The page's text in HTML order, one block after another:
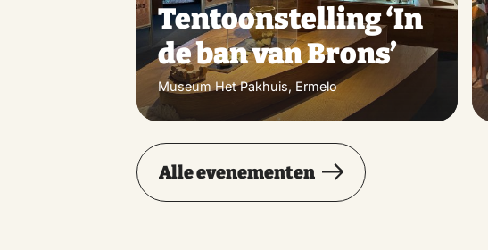
Tentoonstelling ‘In
de ban van Brons’
Museum Het Pakhuis, Ermelo
Alle evenementen